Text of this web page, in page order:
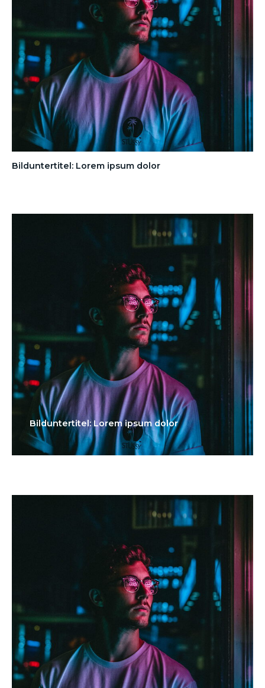
Bilduntertitel: Lorem ipsum dolor
Bilduntertitel: Lorem ipsum dolor